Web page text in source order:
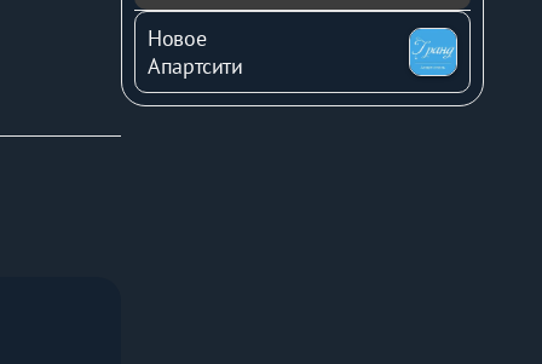
уточнить
Новое
Апартсити